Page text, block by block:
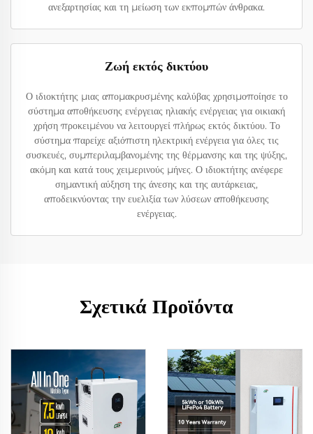
ανεξαρτησίας και τη μείωση των εκπομπών άνθρακα.
Ζωή εκτός δικτύου
Ο ιδιοκτήτης μιας απομακρυσμένης καλύβας χρησιμοποίησε το
σύστημα αποθήκευσης ενέργειας ηλιακής ενέργειας για οικιακή
χρήση προκειμένου να λειτουργεί πλήρως εκτός δικτύου. Το
σύστημα παρείχε αξιόπιστη ηλεκτρική ενέργεια για όλες τις
συσκευές, συμπεριλαμβανομένης της θέρμανσης και της ψύξης,
ακόμη και κατά τους χειμερινούς μήνες. Ο ιδιοκτήτης ανέφερε
σημαντική αύξηση της άνεσης και της αυτάρκειας,
αποδεικνύοντας την ευελιξία των λύσεων αποθήκευσης
ενέργειας.
Σχετικά Προϊόντα